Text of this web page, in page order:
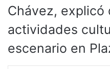
Chávez, explicó
actividades
escenario en